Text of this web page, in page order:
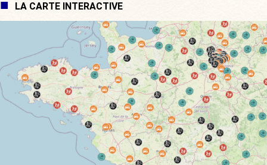
LA CARTE INTERACTIVE